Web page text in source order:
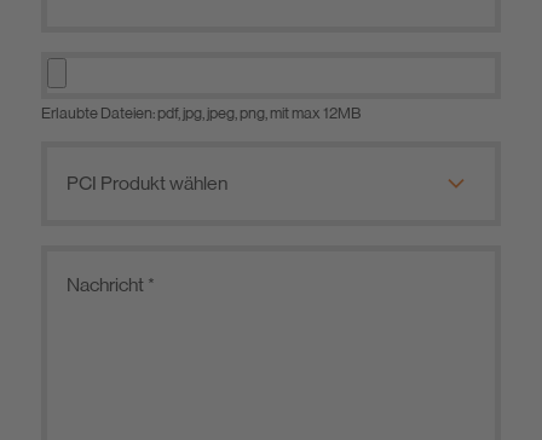
Erlaubte Dateien: pdf, jpg, jpeg, png, mit max 12MB